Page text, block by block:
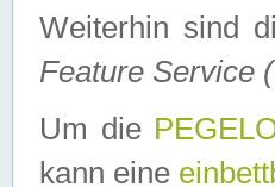
Weiterhin sind
Feature Service
Um die
kann eine